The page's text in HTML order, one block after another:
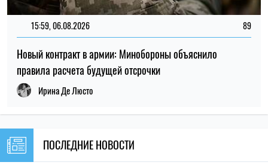
08.08.26
"Динамо" покинули сразу 11 футболистов
19:30
08.08.26
Оккупанты ударили по Никополю:
загорелся рейсовый автобус, погиб
водитель
08.08.26
данные о работе ИИ